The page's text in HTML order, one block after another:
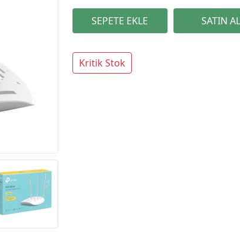
Kritik Stok